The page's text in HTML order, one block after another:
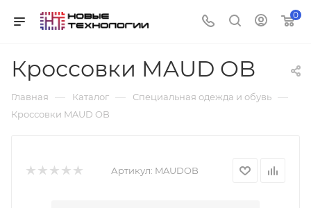
0
Кроссовки MAUD OB
Главная — Каталог — Специальная одежда и обувь —
Кроссовки MAUD OB
Артикул: MAUDOB